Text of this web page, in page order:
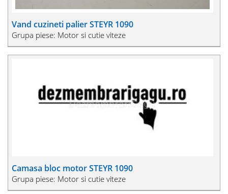
Vand cuzineti palier STEYR 1090
Grupa piese: Motor si cutie viteze
Camasa bloc motor STEYR 1090
Grupa piese: Motor si cutie viteze